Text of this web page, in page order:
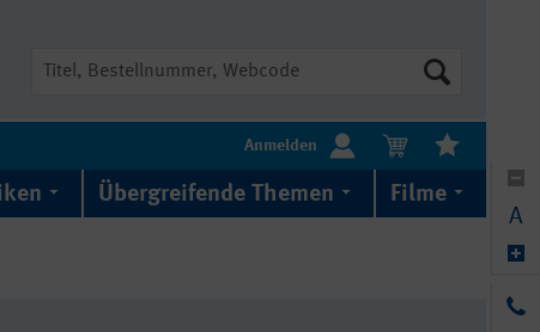
Anmelden
Übergreifende Themen Filme
A